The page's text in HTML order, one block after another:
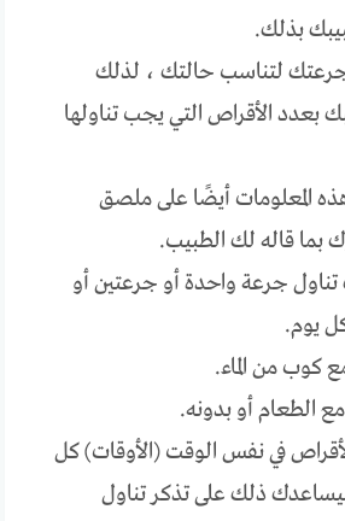
بذلك.
لتناسب حالتك ، لذلك
بعدد الأقراص التي يجب تناولها
المعلومات أيضًا على ملصق
بما قاله لك الطبيب.
جرعة واحدة أو جرعتين أو
يوم.
كوب من الماء.
الطعام أو بدونه.
في نفس الوقت (الأوقات) كل
ذلك على تذكر تناول